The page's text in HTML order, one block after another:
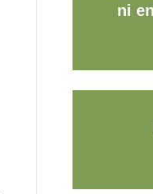
ni